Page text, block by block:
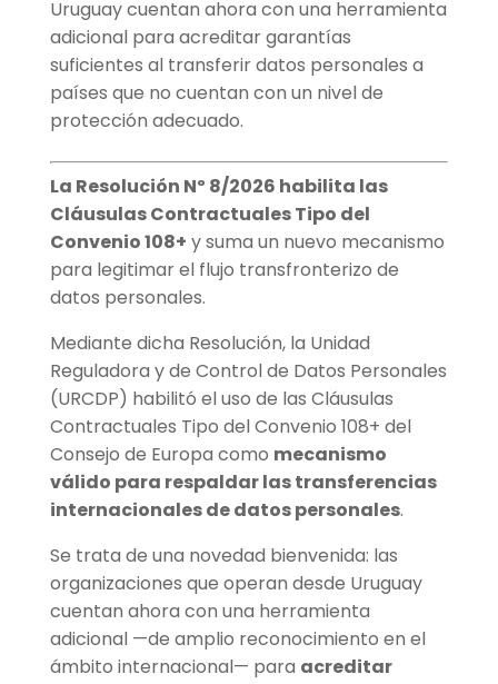
Uruguay cuentan ahora con una herramienta
adicional para acreditar garantías
suficientes al transferir datos personales a
países que no cuentan con un nivel de
protección adecuado.
La Resolución Nº 8/2026 habilita las
Cláusulas Contractuales Tipo del
Convenio 108+ y suma un nuevo mecanismo
para legitimar el flujo transfronterizo de
datos personales.
Mediante dicha Resolución, la Unidad
Reguladora y de Control de Datos Personales
(URCDP) habilitó el uso de las Cláusulas
Contractuales Tipo del Convenio 108+ del
Consejo de Europa como mecanismo
válido para respaldar las transferencias
internacionales de datos personales.
Se trata de una novedad bienvenida: las
organizaciones que operan desde Uruguay
cuentan ahora con una herramienta
adicional —de amplio reconocimiento en el
ámbito internacional— para acreditar